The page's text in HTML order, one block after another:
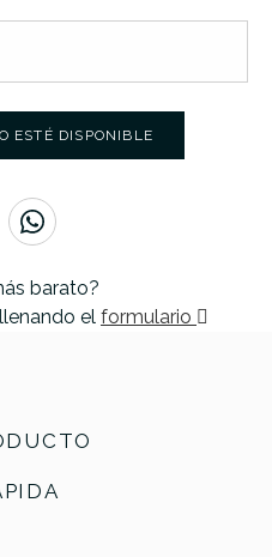
ESTÉ DISPONIBLE
barato?
el formulario